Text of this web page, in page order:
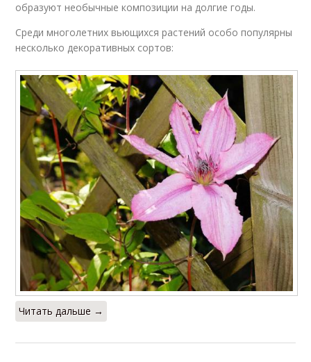
образуют необычные композиции на долгие годы.
Среди многолетних вьющихся растений особо популярны
несколько декоративных сортов:
Читать дальше →